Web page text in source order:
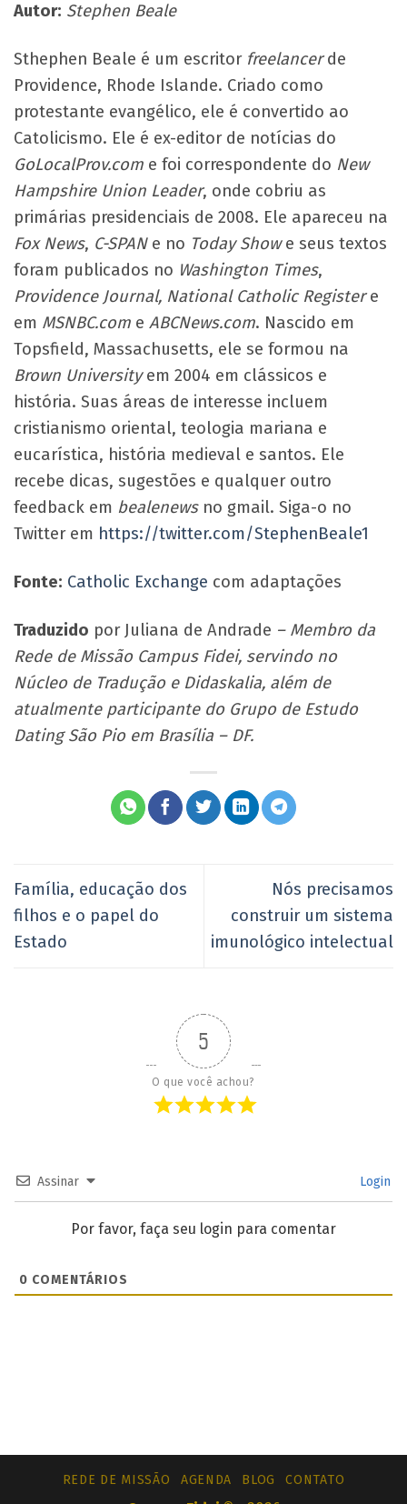
Autor: Stephen Beale
Sthephen Beale é um escritor freelancerde
Providence, Rhode Islande. Criado como
protestante evangélico, ele é convertido ao
Catolicismo. Ele é ex-editor de notícias do
GoLocalProv.com e foi correspondente do New
Hampshire Union Leader, onde cobriu as
primárias presidenciais de 2008. Ele apareceu na
Fox News, C-SPANe no Today Showe seus textos
foram publicados no Washington Times,
Providence Journal, National Catholic Registere
em MSNBC.com e ABCNews.com. Nascido em
Topsfield, Massachusetts, ele se formou na
Brown Universityem 2004 em clássicos e
história. Suas áreas de interesse incluem
cristianismo oriental, teologia mariana e
eucarística, história medieval e santos. Ele
recebe dicas, sugestões e qualquer outro
feedback em bealenewsno gmail. Siga-o no
Twitter em https://twitter.com/StephenBeale1
Fonte: Catholic Exchange com adaptações
Traduzido por Juliana de Andrade – Membro da
Rede de Missão Campus Fidei, servindo no
Núcleo de Tradução e Didaskalia, além de
atualmente participante do Grupo de Estudo
Dating São Pio em Brasília – DF.
Família, educação dos
filhos e o papel do
Estado
Nós precisamos
construir um sistema
imunológico intelectual
5
O que você achou?
Assinar Login
Por favor, faça seu login para comentar
0 COMENTÁRIOS
REDE DE MISSÃO AGENDA BLOG CONTATO